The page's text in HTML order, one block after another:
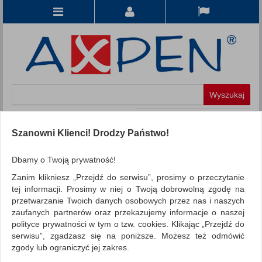
WSZYSTKIE KATEGORIE
FILTRY
Więcej
REKLAMA
AKTUALNOŚCI
Szanowni Klienci! Drodzy Państwo!
Dbamy o Twoją prywatność!
Zanim klikniesz „Przejdź do serwisu”, prosimy o przeczytanie
tej informacji. Prosimy w niej o Twoją dobrowolną zgodę na
przetwarzanie Twoich danych osobowych przez nas i naszych
zaufanych partnerów oraz przekazujemy informacje o naszej
polityce prywatności w tym o tzw. cookies. Klikając „Przejdź do
serwisu”, zgadzasz się na poniższe. Możesz też odmówić
zgody lub ograniczyć jej zakres.